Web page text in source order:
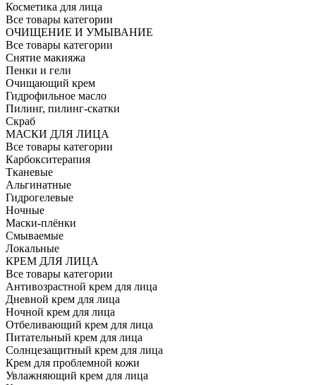
Косметика для лица
Все товары категории
ОЧИЩЕНИЕ И УМЫВАНИЕ
Все товары категории
Снятие макияжа
Пенки и гели
Очищающий крем
Гидрофильное масло
Пилинг, пилинг-скатки
Скраб
МАСКИ ДЛЯ ЛИЦА
Все товары категории
Карбокситерапия
Тканевые
Альгинатные
Гидрогелевые
Ночные
Маски-плёнки
Смываемые
Локальные
КРЕМ ДЛЯ ЛИЦА
Все товары категории
Антивозрастной крем для лица
Дневной крем для лица
Ночной крем для лица
Отбеливающий крем для лица
Питательный крем для лица
Солнцезащитный крем для лица
Крем для проблемной кожи
Увлажняющий крем для лица